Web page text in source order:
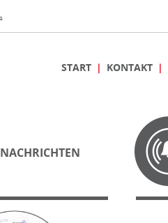
START KONTAKT
NACHRICHTEN